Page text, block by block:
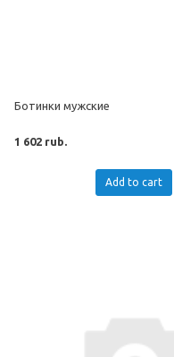
Ботинки мужские
1 602 rub.
Add to cart